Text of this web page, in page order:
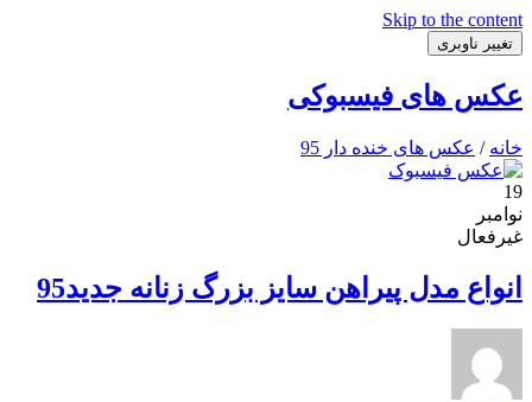
Skip to the content
تغییر ناوبری
عکس های فیسبوکی
خانه / عکس های خنده دار 95
19
نوامبر
غیرفعال
انواع مدل پیراهن سایز بزرگ زنانه جدید95